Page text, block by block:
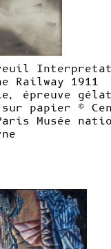
Railway 1911
épreuve
papier ©
Musée